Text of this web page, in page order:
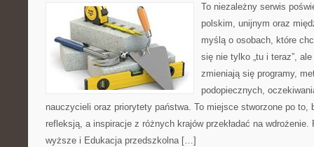
To niezależny serwis
polskim, unijnym oraz
myślą o osobach, które
się nie tylko „tu i teraz”,
zmieniają się programy,
podopiecznych,
nauczycieli oraz priorytety państwa. To miejsce stworzone po to,
refleksją, a inspiracje z różnych krajów przekładać na
wyższe i Edukacja przedszkolna […]